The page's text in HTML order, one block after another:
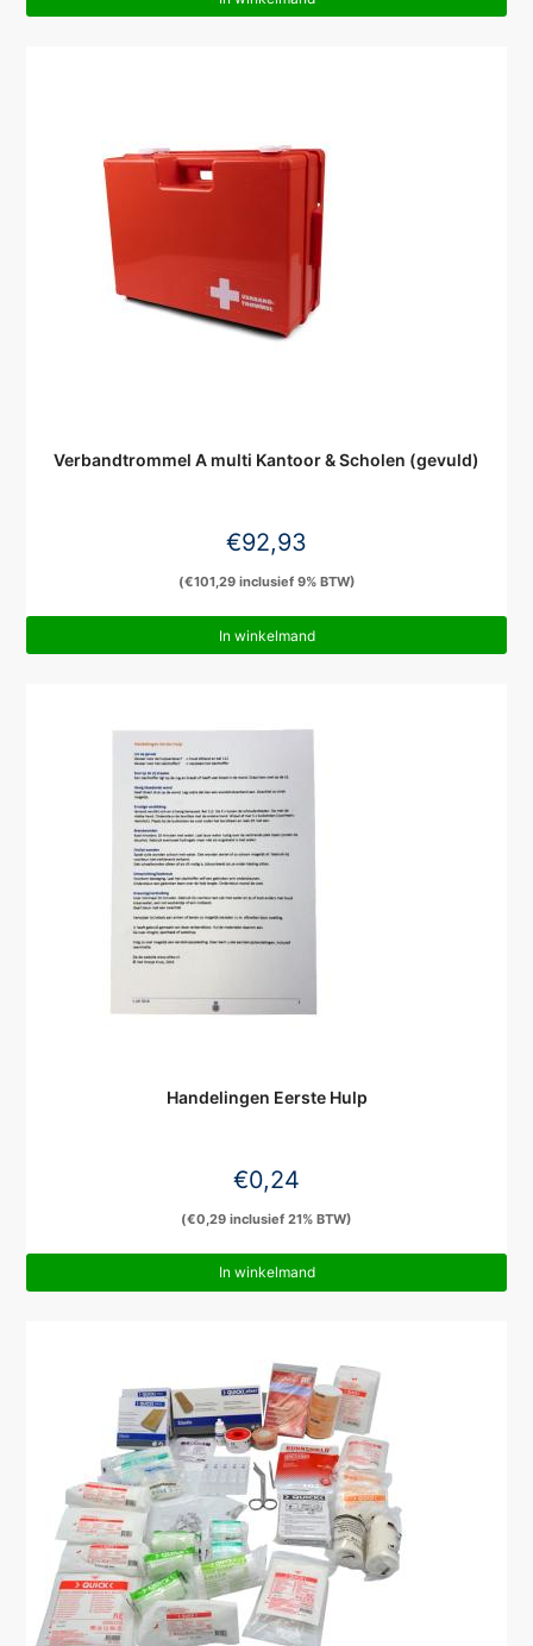
Verbandtrommel A multi Kantoor & Scholen (gevuld)
€92,93
(€101,29inclusief 9% BTW)
In winkelmand
Handelingen Eerste Hulp
€0,24
(€0,29 inclusief 21% BTW)
In winkelmand